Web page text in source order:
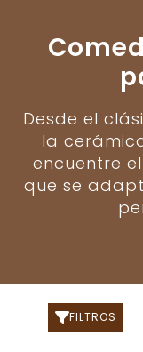
Desde el
la
encuentre
que se
FILTROS